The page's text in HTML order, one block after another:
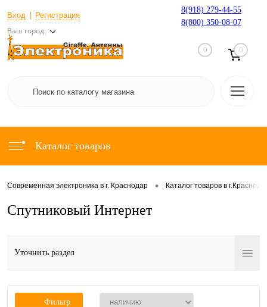
Вход Регистрация
Ваш город:
8(918) 279-44-55
8(800) 350-08-07
0 0
Каталог товаров
Современная электроника в г. Краснодар • Каталог товаров в
Спутниковый Интернет
Уточнить раздел
Фильтр